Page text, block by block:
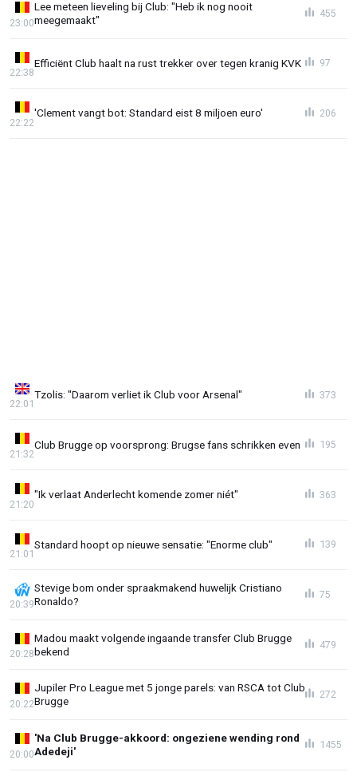
Lee meteen lieveling bij Club: "Heb ik nog nooit
meegemaakt"
23:00
455
Efficiënt Club haalt na rust trekker over tegen kranig KVK
22:38
97
'Clement vangt bot: Standard eist 8 miljoen euro'
22:22
206
Tzolis: "Daarom verliet ik Club voor Arsenal"
22:01
373
Club Brugge op voorsprong: Brugse fans schrikken even
21:32
195
"Ik verlaat Anderlecht komende zomer niét"
21:20
363
Standard hoopt op nieuwe sensatie: "Enorme club"
21:01
139
Stevige bom onder spraakmakend huwelijk Cristiano
Ronaldo?
20:39
75
Madou maakt volgende ingaande transfer Club Brugge
bekend
20:28
479
Jupiler Pro League met 5 jonge parels: van RSCA tot Club
Brugge
20:22
272
'Na Club Brugge-akkoord: ongeziene wending rond
Adedeji'
20:00
1455